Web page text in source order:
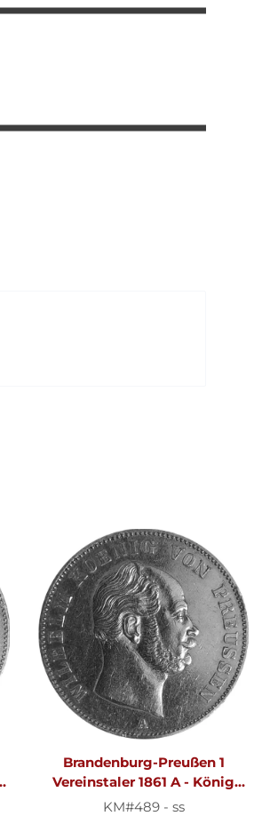
Brandenburg-Preußen 1
Vereinstaler 1861 A - König
Wilhelm I. 1861-1888, KM#489
KM#489 - ss